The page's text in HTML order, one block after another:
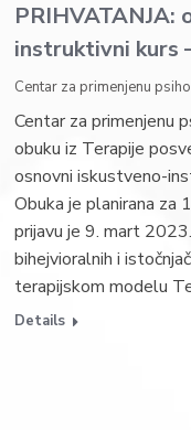
PRIHVATANJA:
instruktivni kurs
Centar za primenjenu
Centar za primenjenu
obuku iz Terapije
osnovni iskustveno-
Obuka je planirana za
prijavu je 9. mart
bihejvioralnih i
terapijskom modelu
Details